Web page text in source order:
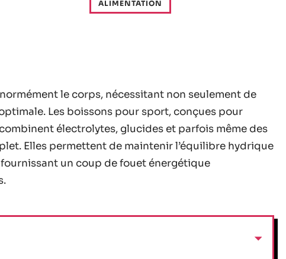
ALIMENTATION
le corps, nécessitant non seulement de
Les boissons pour sport, conçues pour
électrolytes, glucides et parfois même des
Elles permettent de maintenir l’équilibre hydrique
un coup de fouet énergétique